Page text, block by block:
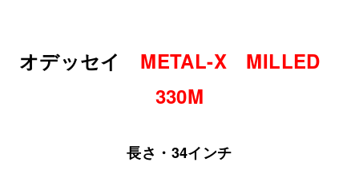
オデッセイ METAL-X MILLED
330M
長さ・34インチ